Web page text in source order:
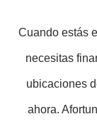
Cuando estás
necesitas
ubicaciones
ahora.